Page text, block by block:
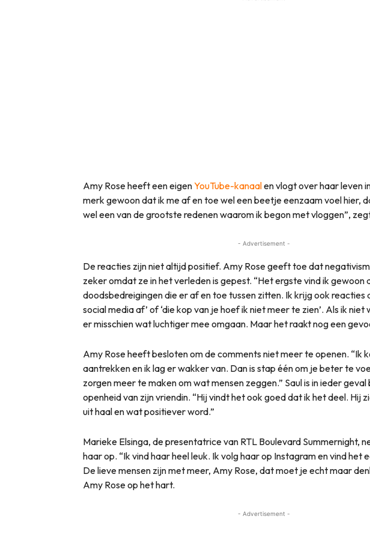
Amy Rose heeft een eigenYouTube-kanaalen vlogt over haar leven
merk gewoon dat ik me af en toe wel een beetje eenzaam voel hier,
wel een van de grootste redenen waarom ik begon met vloggen”,
- Advertisement -
De reacties zijn niet altijd positief. Amy Rose geeft toe dat
zeker omdat ze in het verleden is gepest. “Het ergste vind ik gewoon
doodsbedreigingen die er af en toe tussen zitten. Ik krijg ook reacties
social media af’ of ‘die kop van je hoef ik niet meer te zien’. Als ik niet
er misschien wat luchtiger mee omgaan. Maar het raakt nog een
Amy Rose heeft besloten om de comments niet meer te openen. “Ik
aantrekken en ik lag er wakker van. Dan is stap één om je beter te
zorgen meer te maken om wat mensen zeggen.” Saul is in ieder geval
openheid van zijn vriendin. “Hij vindt het ook goed dat ik het deel. Hij
uit haal en wat positiever word.”
Marieke Elsinga, de presentatrice van RTL Boulevard Summernight,
haar op. “Ik vind haar heel leuk. Ik volg haar op Instagram en vind het
De lieve mensen zijn met meer, Amy Rose, dat moet je echt maar
Amy Rose op het hart.
- Advertisement -